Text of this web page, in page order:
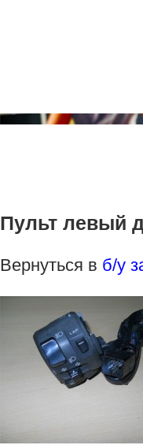
Пульт левый
Вернуться в б/у